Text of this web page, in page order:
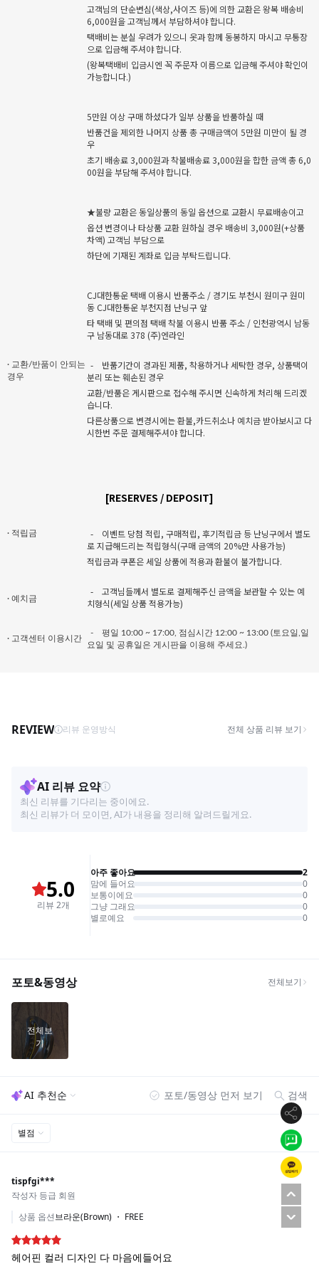
고객님의 단순변심(색상,사이즈 등)에 의한 교환은 왕복 배송비
6,000원을 고객님께서 부담하셔야 합니다.
택배비는 분실 우려가 있으니 옷과 함께 동봉하지 마시고 무통장
으로 입금해 주셔야 합니다.
(왕복택배비 입금시엔 꼭 주문자 이름으로 입금해 주셔야 확인이
가능합니다.)
5만원 이상 구매 하셨다가 일부 상품을 반품하실 때
반품건을 제외한 나머지 상품 총 구매금액이 5만원 미만이 될 경
우
초기 배송료 3,000원과 착불배송료 3,000원을 합한 금액 총 6,0
00원을 부담해 주셔야 합니다.
★불량 교환은 동일상품의 동일 옵션으로 교환시 무료배송이고
옵션 변경이나 타상품 교환 원하실 경우 배송비 3,000원(+상품
차액) 고객님 부담으로
하단에 기재된 계좌로 입금 부탁드립니다.
CJ대한통운 택배 이용시 반품주소 / 경기도 부천시 원미구 원미
동 CJ대한통운 부천지점 난닝구 앞
타 택배 및 편의점 택배 착불 이용시 반품 주소 / 인천광역시 남동
구 남동대로 378 (주)엔라인
· 교환/반품이 안되는
경우
-
반품기간이 경과된 제품, 착용하거나 세탁한 경우, 상품택이
분리 또는 훼손된 경우
교환/반품은 게시판으로 접수해 주시면 신속하게 처리해 드리겠
습니다.
다른상품으로 변경시에는 환불,카드취소나 예치금 받아보시고 다
시한번 주문 결제해주셔야 합니다.
[RESERVES / DEPOSIT]
· 적립금 -
이벤트 당첨 적립, 구매적립, 후기적립금 등 난닝구에서 별도
로 지급해드리는 적립형식(구매 금액의 20%만 사용가능)
적립금과 쿠폰은 세일 상품에 적용과 환불이 불가합니다.
· 예치금
-
고객님들께서 별도로 결제해주신 금액을 보관할 수 있는 예
치형식(세일 상품 적용가능)
· 고객센터 이용시간
-
평일 10:00 ~ 17:00, 점심시간 12:00 ~ 13:00 (토요일,일
요일 및 공휴일은 게시판을 이용해 주세요.)